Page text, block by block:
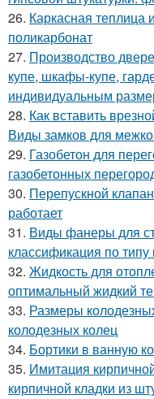
26. Каркасная теплица
поликарбонат
27. Производство
купе, шкафы-купе,
индивидуальным
28. Как вставить
Виды замков для
29. Газобетон для
газобетонных
30. Перепускной
работает
31. Виды фанеры для
классификация по
32. Жидкость для
оптимальный жидкий
33. Размеры
колодезных колец
34. Бортики в ванную
35. Имитация
кирпичной кладки из